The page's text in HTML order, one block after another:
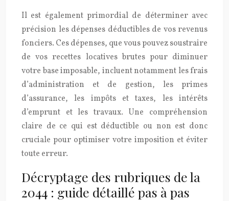
Il est également primordial de déterminer avec
précision les dépenses déductibles de vos revenus
fonciers. Ces dépenses, que vous pouvez soustraire
de vos recettes locatives brutes pour diminuer
votre base imposable, incluent notamment les frais
d’administration et de gestion, les primes
d’assurance, les impôts et taxes, les intérêts
d’emprunt et les travaux. Une compréhension
claire de ce qui est déductible ou non est donc
cruciale pour optimiser votre imposition et éviter
toute erreur.
Décryptage des rubriques de la
2044 : guide détaillé pas à pas